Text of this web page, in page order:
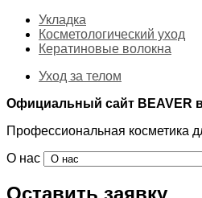
Укладка
Косметологический уход
Кератиновые волокна
Уход за телом
Официальный сайт BEAVER
Профессиональная косметика
О нас
Оставить заявку